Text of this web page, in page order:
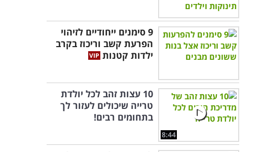
9 סימנים ייחודיים לזיהוי
הפרעת קשב וריכוז בקרב
ילדות קטנות
8:44
10 עצות זהב לכל יולדת
טרייה שיכולים לעזור לך
בתחומים רבים!